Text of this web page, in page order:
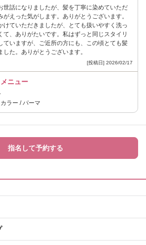
世話になりましたが、髪を丁寧に染めていただ
がえった気がします。ありがとうございます。
けていただきましたが、とても扱いやすく洗っ
て、ありがたいです。私はずっと同じスタイリ
ていますが、ご近所の方にも、この頃とても髪
た。ありがとうございます。
[投稿日] 2026/02/17
ニュー
ラー / パーマ
指名して予約する